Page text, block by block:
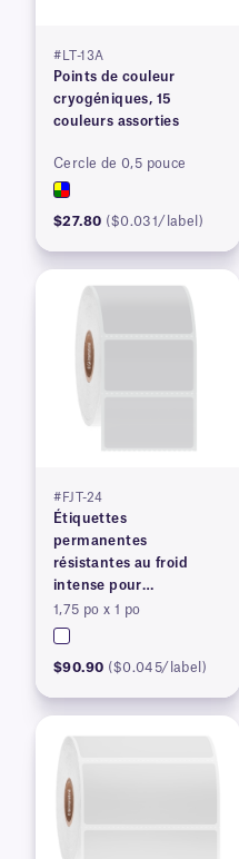
#LT-13A
Points de couleur
cryogéniques, 15
couleurs assorties
Cercle de 0,5 pouce
$27.80 ($0.031/label)
#FJT-24
Étiquettes
permanentes
résistantes au froid
intense pour
imprimantes à transfert
thermique
1,75 po x 1 po
$90.90 ($0.045/label)